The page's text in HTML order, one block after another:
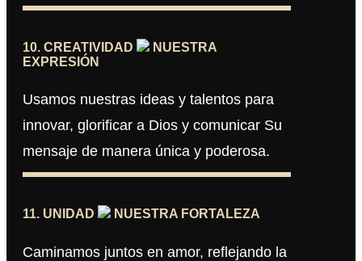
10. CREATIVIDAD
NUESTRA
EXPRESIÓN
Usamos nuestras ideas y talentos para
innovar, glorificar a Dios y comunicar Su
mensaje de manera única y poderosa.
11. UNIDAD NUESTRA FORTALEZA
Caminamos juntos en amor, reflejando la